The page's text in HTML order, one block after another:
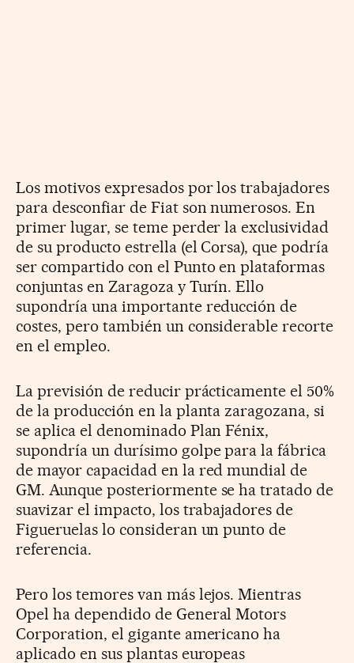
Los motivos expresados por los trabajadores
para desconfiar de Fiat son numerosos. En
primer lugar, se teme perder la exclusividad
de su producto estrella (el Corsa), que podría
ser compartido con el Punto en plataformas
conjuntas en Zaragoza y Turín. Ello
supondría una importante reducción de
costes, pero también un considerable recorte
en el empleo.
La previsión de reducir prácticamente el 50%
de la producción en la planta zaragozana, si
se aplica el denominado Plan Fénix,
supondría un durísimo golpe para la fábrica
de mayor capacidad en la red mundial de
GM. Aunque posteriormente se ha tratado de
suavizar el impacto, los trabajadores de
Figueruelas lo consideran un punto de
referencia.
Pero los temores van más lejos. Mientras
Opel ha dependido de General Motors
Corporation, el gigante americano ha
aplicado en sus plantas europeas